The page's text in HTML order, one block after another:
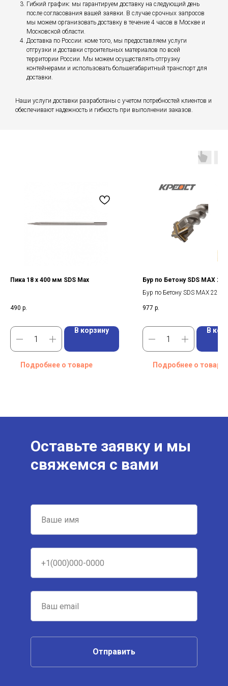
Гибкий график: мы гарантируем доставку на следующий день
после согласования вашей заявки. В случае срочных запросов
мы можем организовать доставку в течение 4 часов в Москве и
Московской области.
Доставка по России: коме того, мы предоставляем услуги
отгрузки и доставки строительных материалов по всей
территории России. Мы можем осуществлять отгрузку
контейнерами и использовать большегабаритный транспорт для
доставки.
Наши услуги доставки разработаны с учетом потребностей клиентов и
обеспечивают надежность и гибкость при выполнении заказов.
Пика 18 х 400 мм SDS Max
490 р.
В корзину
Подробнее о товаре
Бур пo Бетону SDS MAX
Бур пo Бетону SDS MAX
977 р.
В
Подробнее о товаре
Оставьте заявку и мы
свяжемся с вами
Отправить